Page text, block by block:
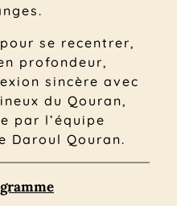
se recentrer,
profondeur,
sincère avec
du Qouran,
par l’équipe
Daroul Qouran.